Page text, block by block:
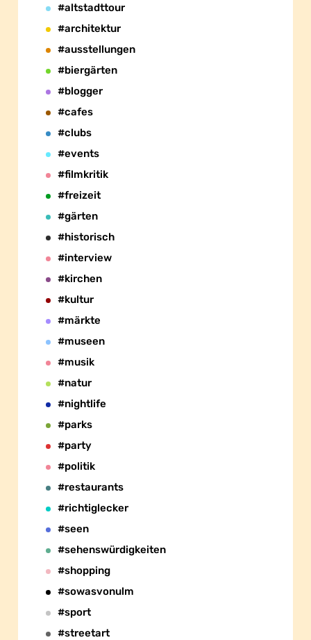
#altstadttour
#architektur
#ausstellungen
#biergärten
#blogger
#cafes
#clubs
#events
#filmkritik
#freizeit
#gärten
#historisch
#interview
#kirchen
#kultur
#märkte
#museen
#musik
#natur
#nightlife
#parks
#party
#politik
#restaurants
#richtiglecker
#seen
#sehenswürdigkeiten
#shopping
#sowasvonulm
#sport
#streetart